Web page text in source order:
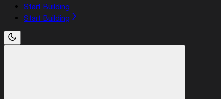
Start Building
Start Building